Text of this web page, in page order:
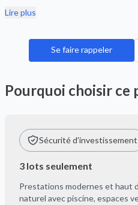
Lire plus
Se faire rappeler
Pourquoi choisir ce
Sécurité d'investissement
3 lots seulement
Prestations modernes et haut
naturel avec piscine, espaces